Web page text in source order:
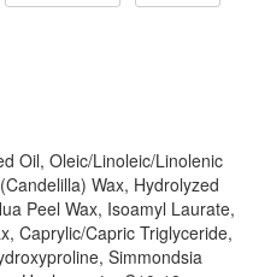
Oil, Oleic/Linoleic/Linolenic
Wax, Hydrolyzed
Peel Wax, Isoamyl Laurate,
Caprylic/Capric Triglyceride,
Simmondsia